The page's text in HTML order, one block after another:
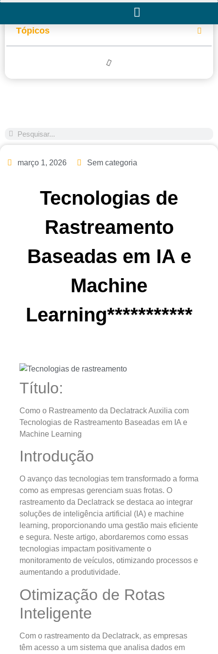
Tópicos
março 1, 2026 Sem categoria
Tecnologias de
Rastreamento
Baseadas em IA e
Machine
Learning***********
Título:
Como o Rastreamento da Declatrack Auxilia com
Tecnologias de Rastreamento Baseadas em IA e
Machine Learning
Introdução
O avanço das tecnologias tem transformado a forma
como as empresas gerenciam suas frotas. O
rastreamento da Declatrack se destaca ao integrar
soluções de inteligência artificial (IA) e machine
learning, proporcionando uma gestão mais eficiente
e segura. Neste artigo, abordaremos como essas
tecnologias impactam positivamente o
monitoramento de veículos, otimizando processos e
aumentando a produtividade.
Otimização de Rotas
Inteligente
Com o rastreamento da Declatrack, as empresas
têm acesso a um sistema que analisa dados em